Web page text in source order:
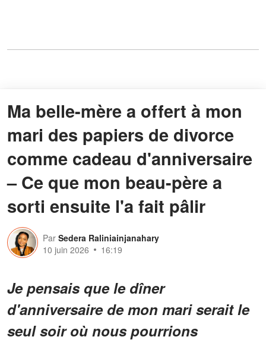
Ma belle-mère a offert à mon
mari des papiers de divorce
comme cadeau d'anniversaire
– Ce que mon beau-père a
sorti ensuite l'a fait pâlir
Par Sedera Raliniainjanahary
10 juin 2026
16:19
Je pensais que le dîner
d'anniversaire de mon mari serait le
seul soir où nous pourrions